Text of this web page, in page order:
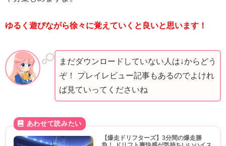
ゆるく遊びながら徐々に覚えていくと良いと思います！
まだダウンロードしていない人は↓からどう
ぞ！ プレイレビュー記事もあるのでよけれ
ば見ていってくださいね
【爆走ドリフターズ】3分間の爆走勝